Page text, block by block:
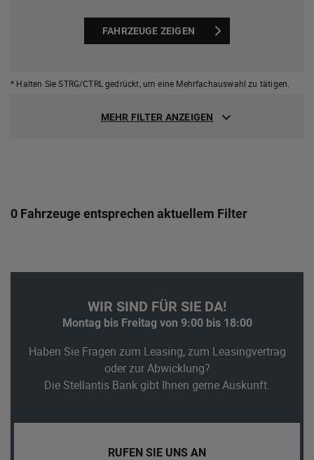
FAHRZEUGE ZEIGEN
* Halten Sie STRG/CTRL gedrückt, um eine Mehrfachauswahl zu tätigen.
MEHR FILTER ANZEIGEN
0 Fahrzeuge entsprechen aktuellem Filter
WIR SIND FÜR SIE DA!
Montag bis Freitag von 9:00 bis 18:00
Haben Sie Fragen zum Leasing, zum Leasingvertrag
oder zur Abwicklung?
Die Stellantis Bank gibt Ihnen gerne Auskunft.
RUFEN SIE UNS AN